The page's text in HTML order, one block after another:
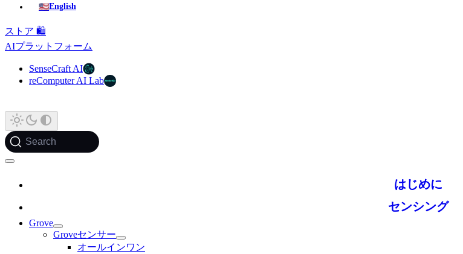
🇺🇸English
ストア 🛍️
AIプラットフォーム
SenseCraft AI
reComputer AI Lab
Search
はじめに
センシング
Grove
Groveセンサー
オールインワン